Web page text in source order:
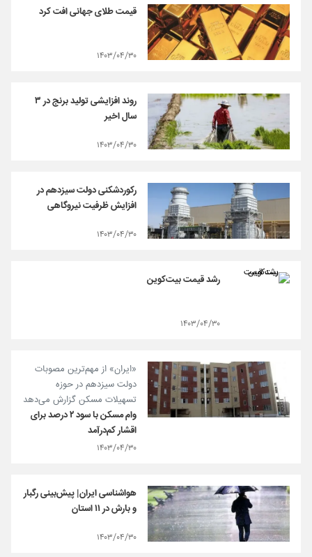
قیمت طلای جهانی افت کرد
۱۴۰۳/۰۴/۳۰
روند افزایشی تولید برنج در ۳
سال اخیر
۱۴۰۳/۰۴/۳۰
رکوردشکنی دولت سیزدهم در
افزایش ظرفیت نیروگاهی
۱۴۰۳/۰۴/۳۰
رشد قیمت بیت‌کوین
۱۴۰۳/۰۴/۳۰
«ایران» از مهم‌ترین مصوبات
دولت سیزدهم در حوزه
تسهیلات مسکن گزارش می‌دهد
وام مسکن با سود ۲ درصد برای
اقشار کم‌درآمد
۱۴۰۳/۰۴/۳۰
هواشناسی ایران| پیش‌بینی رگبار
و بارش در ۱۱ استان
۱۴۰۳/۰۴/۳۰